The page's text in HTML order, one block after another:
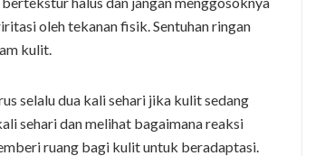
oleh tekanan fisik. Sentuhan ringan
kulit.
selalu dua kali sehari jika kulit sedang
sehari dan melihat bagaimana reaksi
ruang bagi kulit untuk beradaptasi.